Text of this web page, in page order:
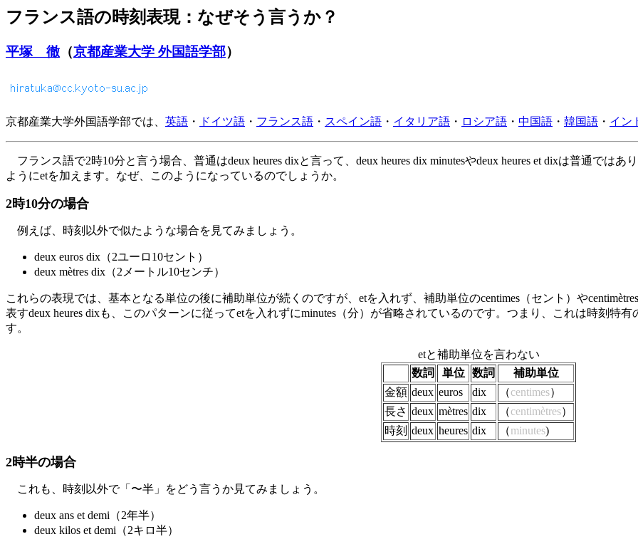
フランス語の時刻表現：なぜそう言うか？
平塚 徹 （京都産業大学 外国語学部）
京都産業大学外国語学部では、 英語 ・ ドイツ語 ・ フランス語 ・ スペイン語 ・ イタリア語 ・ ロシア語 ・ 中国語 ・ 韓国語 ・ イン
フランス語で2時10分と言う場合、普通はdeux heures dixと言って、deux heures dix minutesやdeux heures et dixは普通ではあ
ようにetを加えます。なぜ、このようになっているのでしょうか。
2時10分の場合
例えば、時刻以外で似たような場合を見てみましょう。
deux euros dix（2ユーロ10セント）
deux mètres dix（2メートル10センチ）
これらの表現では、基本となる単位の後に補助単位が続くのですが、etを入れず、補助単位のcentimes（セント）や
表すdeux heures dixも、このパターンに従ってetを入れずにminutes（分）が省略されているのです。つまり、これは時刻特
す。
etと補助単位を言わない
数詞
単位 数詞
補助単位
金額 deux euros dix （centimes）
長さ deux mètres dix （centimètres）
時刻 deux heures dix （minutes)
2時半の場合
これも、時刻以外で「〜半」をどう言うか見てみましょう。
deux ans et demi（2年半）
deux kilos et demi（2キロ半）